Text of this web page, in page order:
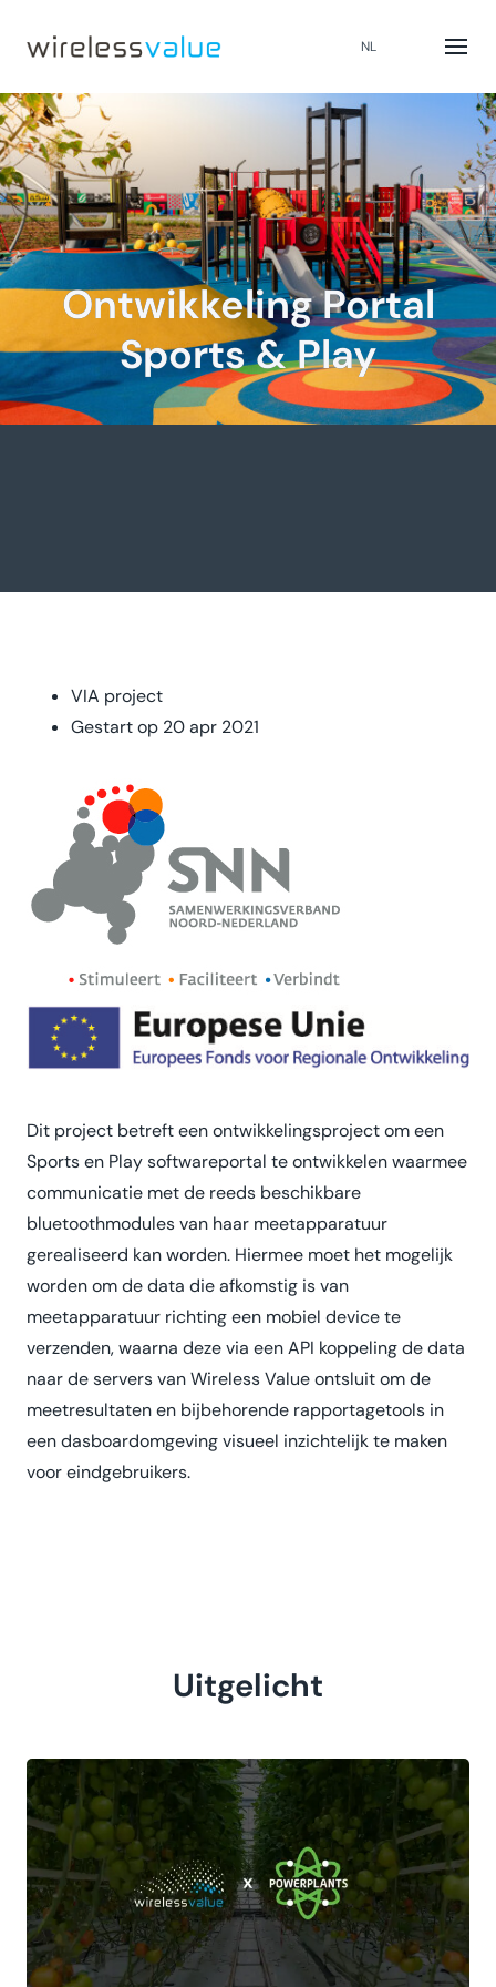
NL
Ontwikkeling Portal
Sports & Play
VIA project
Gestart op 20 apr 2021
Dit project betreft een ontwikkelingsproject om een
Sports en Play softwareportal te ontwikkelen waarmee
communicatie met de reeds beschikbare
bluetoothmodules van haar meetapparatuur
gerealiseerd kan worden. Hiermee moet het mogelijk
worden om de data die afkomstig is van
meetapparatuur richting een mobiel device te
verzenden, waarna deze via een API koppeling de data
naar de servers van Wireless Value ontsluit om de
meetresultaten en bijbehorende rapportagetools in
een dasboardomgeving visueel inzichtelijk te maken
voor eindgebruikers.
Uitgelicht